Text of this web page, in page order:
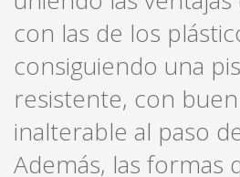
con las de los
consiguiendo una
resistente, con
inalterable al paso
Además, las formas